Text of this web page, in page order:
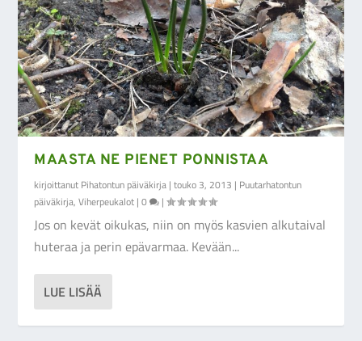
MAASTA NE PIENET PONNISTAA
kirjoittanut Pihatontun päiväkirja |touko 3, 2013 | Puutarhatontun
päiväkirja,Viherpeukalot |0 |
Jos on kevät oikukas, niin on myös kasvien alkutaival
huteraa ja perin epävarmaa. Kevään...
LUE LISÄÄ